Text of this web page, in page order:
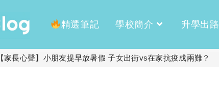
精選筆記 學校簡介 升學出路
【家長心聲】小朋友提早放暑假 子女出街vs在家抗疫成兩難？